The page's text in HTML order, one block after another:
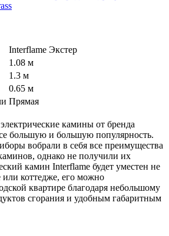
Interflame Экстер
1.08 м
1.3 м
0.65 м
Прямая
камины от бренда
большую и большую популярность.
вобрали в себя все преимущества
однако не получили их
камин Interflame будет уместен не
или коттедже, его можно
квартире благодаря небольшому
сгорания и удобным габаритным